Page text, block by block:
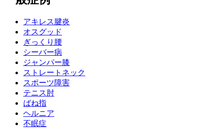
アキレス腱炎
オスグッド
ぎっくり腰
シーバー病
ジャンパー膝
ストレートネック
スポーツ障害
テニス肘
ばね指
ヘルニア
不眠症